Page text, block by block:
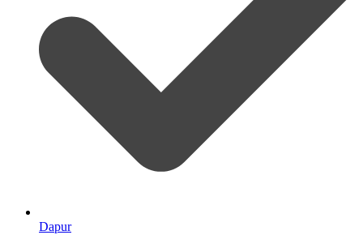
Dapur